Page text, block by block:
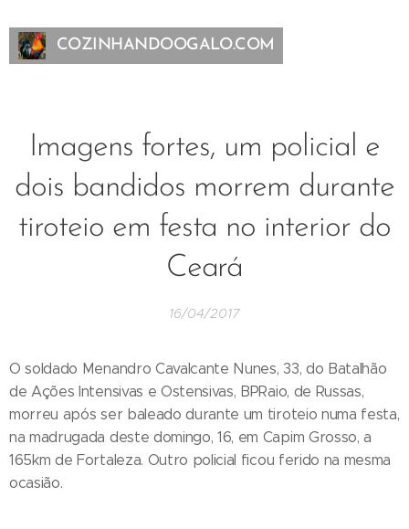
COZINHANDOOGALO.COM
Imagens fortes, um policial e
dois bandidos morrem durante
tiroteio em festa no interior do
Ceará
16/04/2017
O soldado Menandro Cavalcante Nunes, 33, do Batalhão
de Ações Intensivas e Ostensivas, BPRaio, de Russas,
morreu após ser baleado durante um tiroteio numa festa,
na madrugada deste domingo, 16, em Capim Grosso, a
165km de Fortaleza. Outro policial ficou ferido na mesma
ocasião.